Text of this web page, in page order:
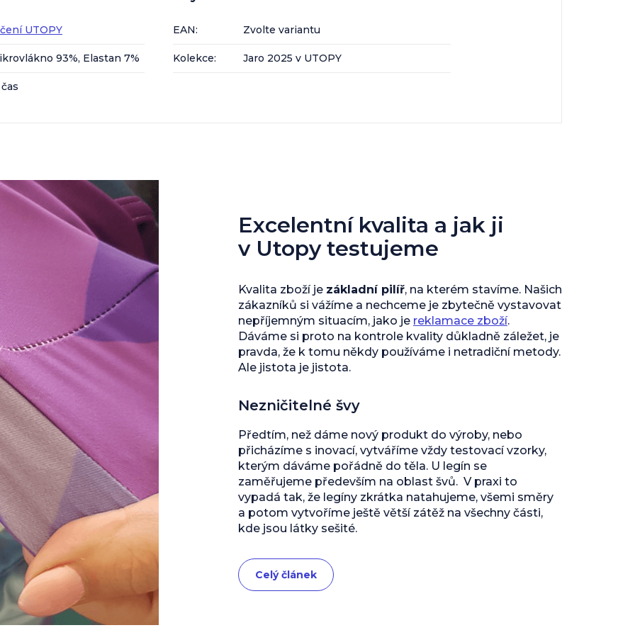
UTOPY EAN: Zvolte variantu
93%, Elastan 7% Kolekce: Jaro 2025 v UTOPY
Excelentní kvalita a jak ji
v Utopy testujeme
Kvalita zboží je základní pilíř, na kterém stavíme. Našich
zákazníků si vážíme a nechceme je zbytečně vystavovat
nepříjemným situacím, jako je reklamace zboží.
Dáváme si proto na kontrole kvality důkladně záležet, je
pravda, že k tomu někdy používáme i netradiční metody.
Ale jistota je jistota.
Nezničitelné švy
Předtím, než dáme nový produkt do výroby, nebo
přicházíme s inovací, vytváříme vždy testovací vzorky,
kterým dáváme pořádně do těla. U legín se
zaměřujeme především na oblast švů. V praxi to
vypadá tak, že legíny zkrátka natahujeme, všemi směry
a potom vytvoříme ještě větší zátěž na všechny části,
kde jsou látky sešité.
Celý článek